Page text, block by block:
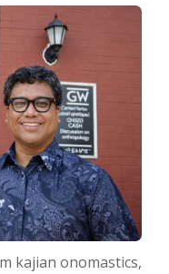
kajian onomastics,